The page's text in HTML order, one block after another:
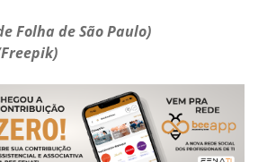
Folha de São Paulo)